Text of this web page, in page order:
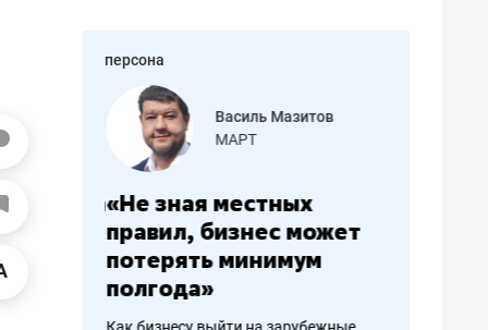
персона
работа
Василь Мазитов
МАРТ
«Не зная местных
правил, бизнес может
потерять минимум
полгода»